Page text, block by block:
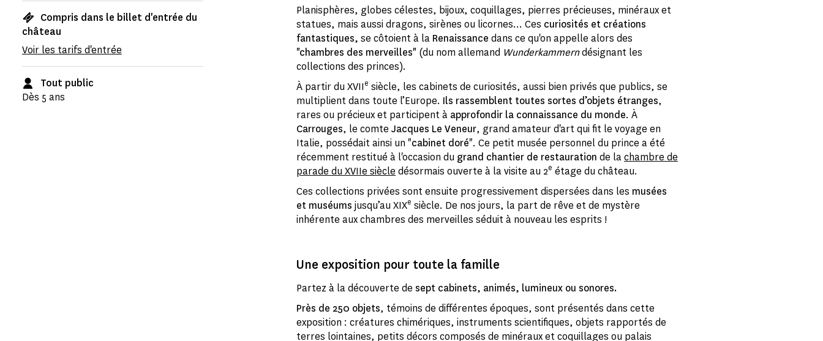
Compris dans le billet d'entrée du
château
Voir les tarifs d'entrée
Tout public
Dès 5 ans
Planisphères, globes célestes, bijoux, coquillages, pierres précieuses, minéraux et
statues, mais aussi dragons, sirènes ou licornes... Ces curiosités et créations
fantastiques, se côtoient à la Renaissance dans ce qu'on appelle alors des
"chambres des merveilles" (du nom allemand Wunderkammerndésignant les
collections des princes).
À partir du XVIIe siècle, les cabinets de curiosités, aussi bien privés que publics, se
multiplient dans toute l’Europe. Ils rassemblent toutes sortes d’objets étranges,
rares ou précieux et participent à approfondir la connaissance du monde. À
Carrouges, le comte Jacques Le Veneur, grand amateur d'art qui fit le voyage en
Italie, possédait ainsi un "cabinet doré". Ce petit musée personnel du prince a été
récemment restitué à l'occasion du grand chantier de restauration de lachambre de
parade du XVIIe siècle désormais ouverte à la visite au 2e étage du château.
Ces collections privées sont ensuite progressivement dispersées dans les musées
et muséums jusqu’au XIXe siècle. De nos jours, la part de rêve et de mystère
inhérente aux chambres des merveilles séduit à nouveau les esprits !
Une exposition pour toute la famille
Partez à la découverte de sept cabinets, animés, lumineux ou sonores.
Près de 250 objets, témoins de différentes époques, sont présentés dans cette
exposition : créatures chimériques, instruments scientifiques, objets rapportés de
terres lointaines, petits décors composés de minéraux et coquillages ou palais